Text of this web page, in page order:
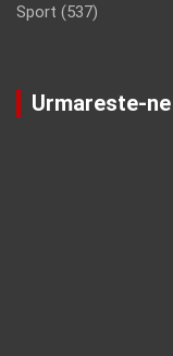
Sport (537)
Urmareste-